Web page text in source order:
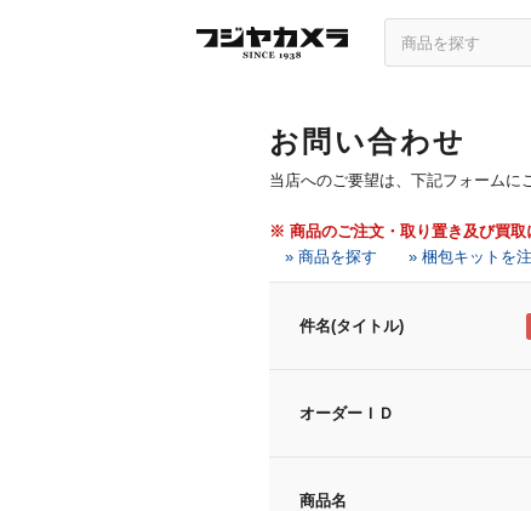
お問い合わせ
当店へのご要望は、下記フォームに
※ 商品のご注文・取り置き及び買取
» 商品を探す
» 梱包キットを
件名(タイトル)
オーダーＩＤ
商品名